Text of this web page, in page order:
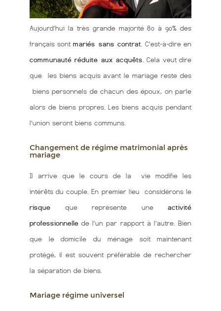
Aujourd’hui la très grande majorité 80 à 90% des
français sontmariés sans contrat . C’est-à-dire en
communauté réduite aux acquêts . Cela veut dire
que les biens acquis avant le mariage reste des
biens personnels de chacun des époux, on parle
alors de biens propres. Les biens acquis pendant
l’union seront biens communs.
Changement de régime matrimonial après
mariage
Il arrive que le cours de la vie modifie les
intérêts du couple. En premier lieu considérons le
risque que représente une activité
professionnelle de l’un par rapport à l’autre. Bien
que le domicile du ménage soit maintenant
protégé, il est souvent préférable de rechercher
la séparation de biens.
Mariage régime universel